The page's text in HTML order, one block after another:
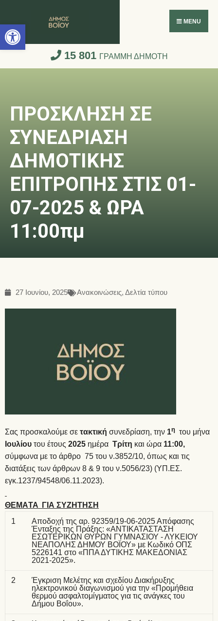
Ανοίξτε τη γραμμή εργαλείων
MENU
15 801 ΓΡΑΜΜΗ ΔΗΜΟΤΗ
ΠΡΟΣΚΛΗΣΗ ΣΕ
ΣΥΝΕΔΡΙΑΣΗ
ΔΗΜΟΤΙΚΗΣ
ΕΠΙΤΡΟΠΗΣ ΣΤΙΣ 01-
07-2025 & ΩΡΑ
11:00πμ
27 Ιουνίου, 2025 Ανακοινώσεις,Δελτία τύπου
Σας προσκαλούμε σετακτική συνεδρίαση, την 1η του μήνα
Ιουλίουτου έτους 2025 ημέρα Τρίτη και ώρα 11:00,
σύμφωνα με το άρθρο 75 του ν.3852/10, όπως και τις
διατάξεις τωνάρθρων 8 & 9 του ν.5056/23) (ΥΠ.ΕΣ.
εγκ.1237/94548/06.11.2023).
ΘΕΜΑTA ΓΙΑ ΣΥΖΗΤΗΣΗ
1
Αποδοχή της αρ. 92359/19-06-2025 Απόφασης
Ένταξης της Πράξης: «ΑΝΤΙΚΑΤΑΣΤΑΣΗ
ΕΣΩΤΕΡΙΚΩΝ ΘΥΡΩΝ ΓΥΜΝΑΣΙΟΥ - ΛΥΚΕΙΟΥ
ΝΕΑΠΟΛΗΣ ΔΗΜΟΥ ΒΟΪΟΥ» με Κωδικό ΟΠΣ
5226141 στο «ΠΠΑ ΔΥΤΙΚΗΣ ΜΑΚΕΔΟΝΙΑΣ
2021-2025».
2
Έγκριση Μελέτης και σχεδίου Διακήρυξης
ηλεκτρονικού διαγωνισμού για την «Προμήθεια
θερμού ασφαλτομίγματος για τις ανάγκες του
Δήμου Βοΐου».